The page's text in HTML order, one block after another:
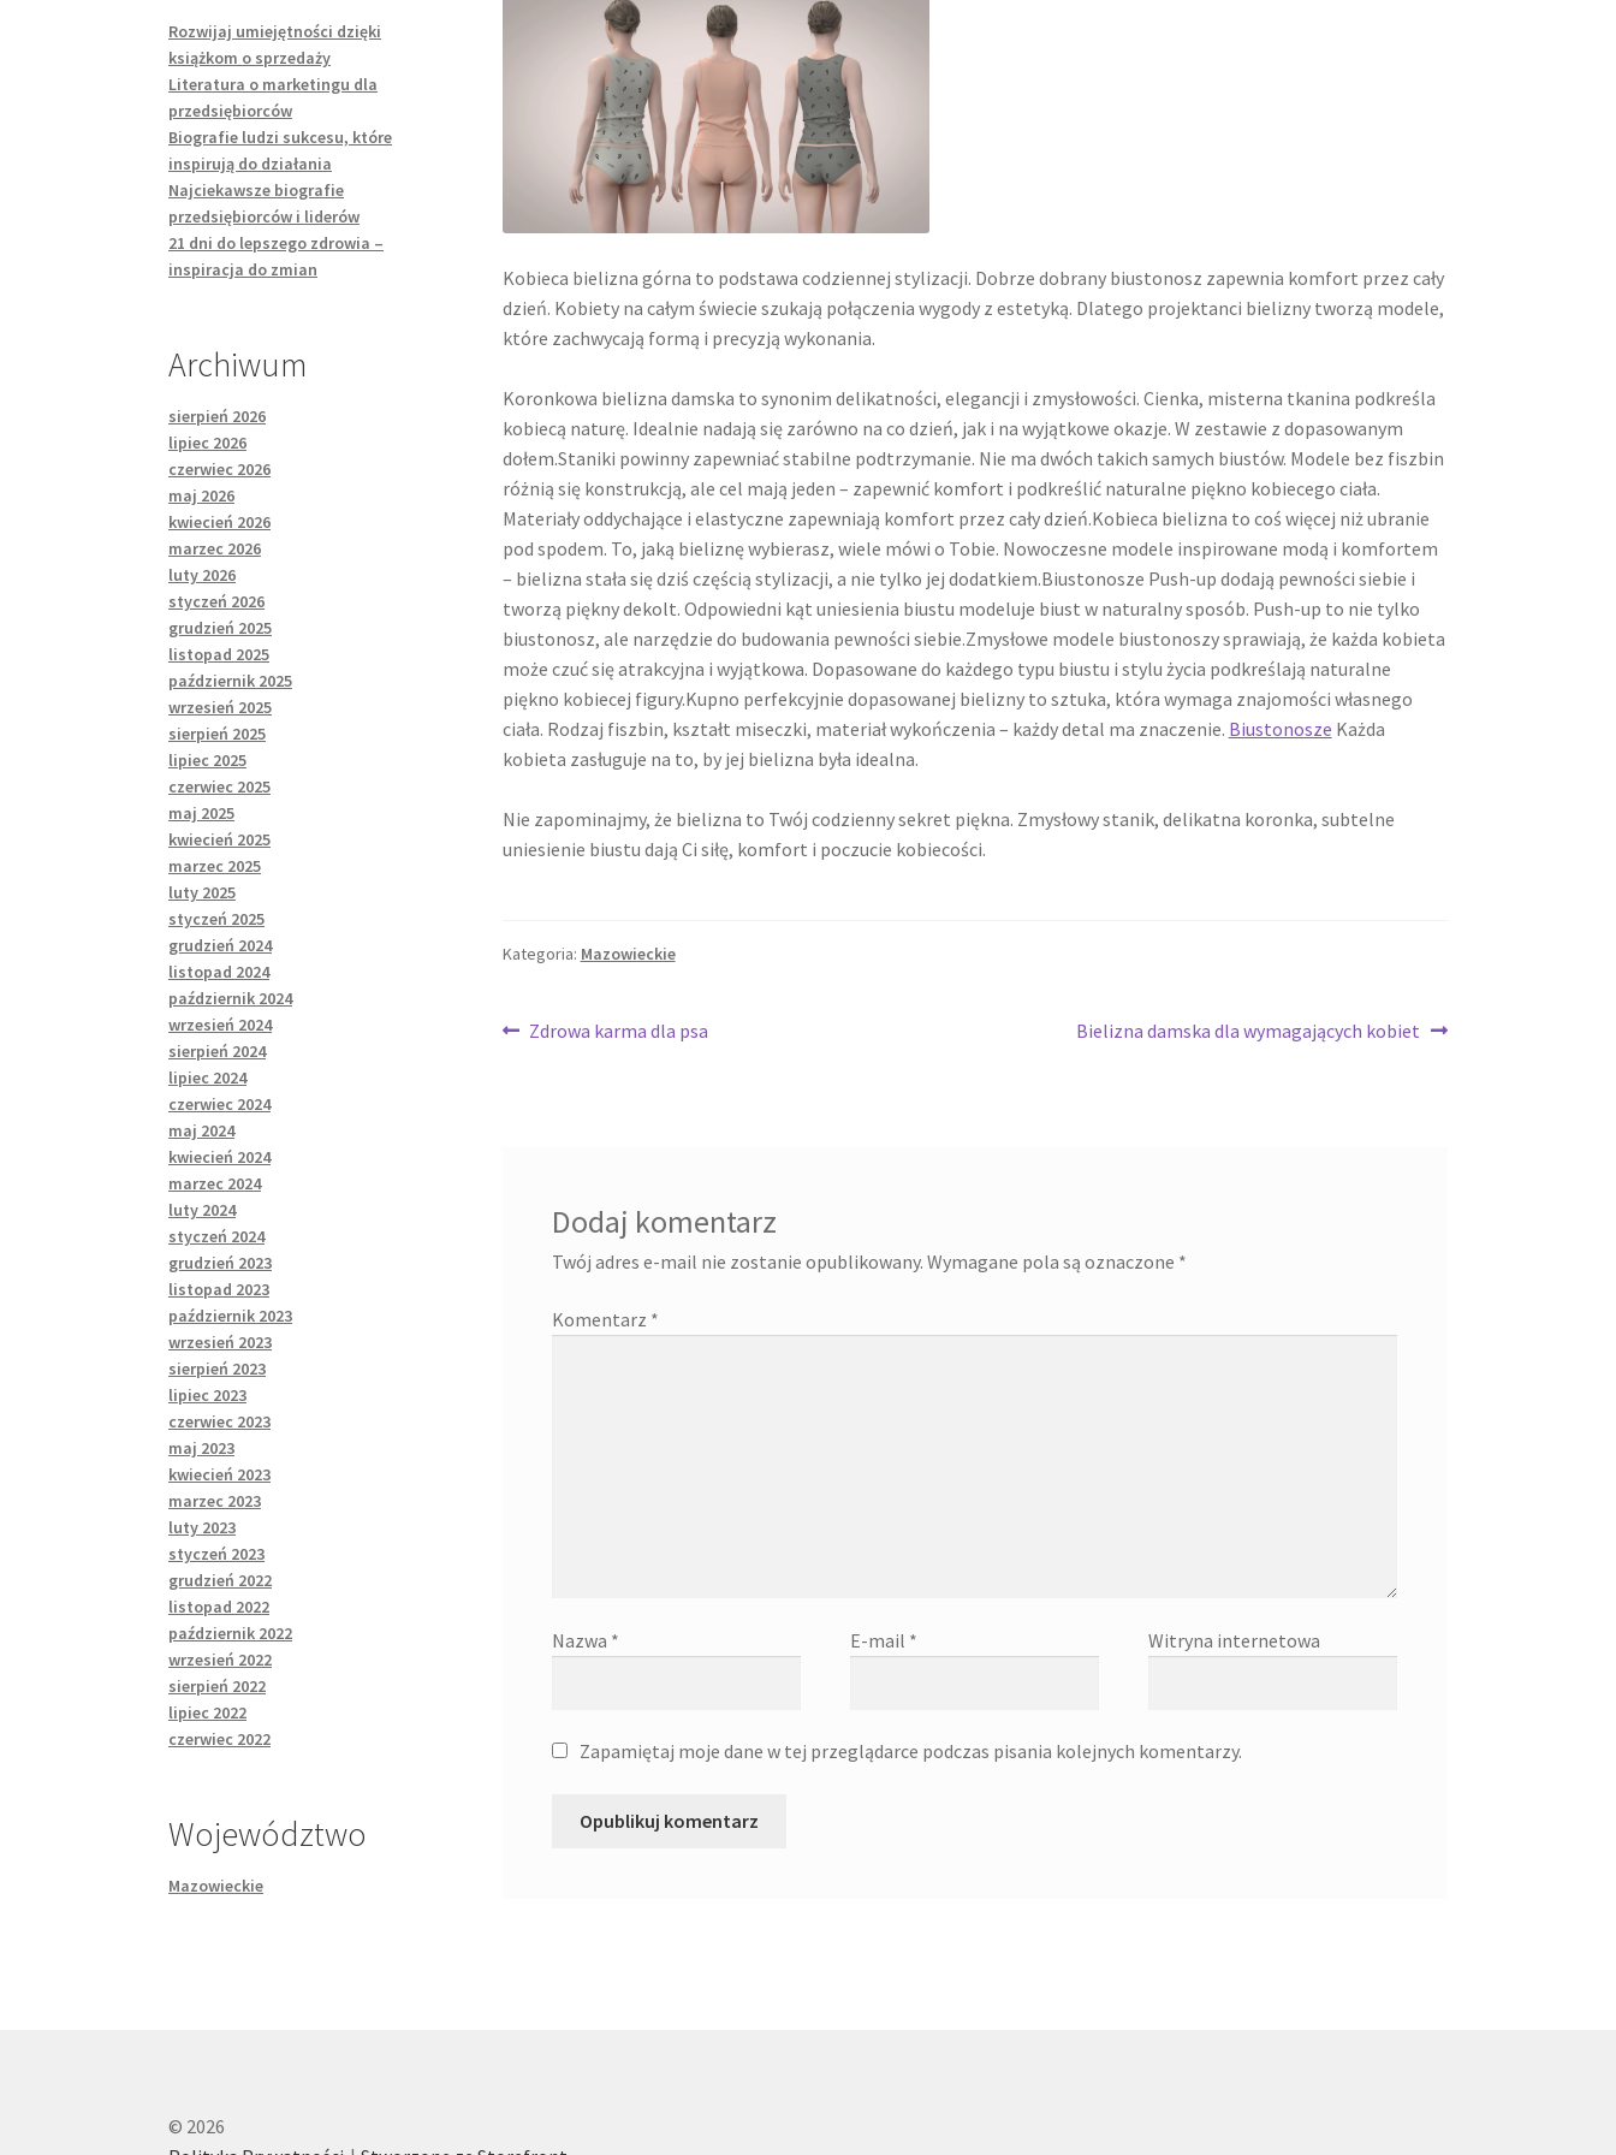
Kobieca bielizna górna to podstawa codziennej stylizacji. Dobrze dobrany biustonosz zapewnia komfort przez cały
dzień. Kobiety na całym świecie szukają połączenia wygody z estetyką. Dlatego projektanci bielizny tworzą modele,
które zachwycają formą i precyzją wykonania.
Koronkowa bielizna damska to synonim delikatności, elegancji i zmysłowości. Cienka, misterna tkanina podkreśla
kobiecą naturę. Idealnie nadają się zarówno na co dzień, jak i na wyjątkowe okazje. W zestawie z dopasowanym
dołem.Staniki powinny zapewniać stabilne podtrzymanie. Nie ma dwóch takich samych biustów. Modele bez fiszbin
różnią się konstrukcją, ale cel mają jeden – zapewnić komfort i podkreślić naturalne piękno kobiecego ciała.
Materiały oddychające i elastyczne zapewniają komfort przez cały dzień.Kobieca bielizna to coś więcej niż ubranie
pod spodem. To, jaką bieliznę wybierasz, wiele mówi o Tobie. Nowoczesne modele inspirowane modą i komfortem
– bielizna stała się dziś częścią stylizacji, a nie tylko jej dodatkiem.Biustonosze Push-up dodają pewności siebie i
tworzą piękny dekolt. Odpowiedni kąt uniesienia biustu modeluje biust w naturalny sposób. Push-up to nie tylko
biustonosz, ale narzędzie do budowania pewności siebie.Zmysłowe modele biustonoszy sprawiają, że każda kobieta
może czuć się atrakcyjna i wyjątkowa. Dopasowane do każdego typu biustu i stylu życia podkreślają naturalne
piękno kobiecej figury.Kupno perfekcyjnie dopasowanej bielizny to sztuka, która wymaga znajomości własnego
ciała. Rodzaj fiszbin, kształt miseczki, materiał wykończenia – każdy detal ma znaczenie. Biustonosze Każda
kobieta zasługuje na to, by jej bielizna była idealna.
Nie zapominajmy, że bielizna to Twój codzienny sekret piękna. Zmysłowy stanik, delikatna koronka, subtelne
uniesienie biustu dają Ci siłę, komfort i poczucie kobiecości.
Kategoria: Mazowieckie
Nawigacja
Poprzedni
Zdrowa karma dla psa
Następny
Bielizna damska dla wymagających kobiet
Dodaj komentarz
Twój adres e-mail nie zostanie opublikowany. Wymagane pola są oznaczone *
Komentarz *
Nazwa * E-mail * Witryna internetowa
Zapamiętaj moje dane w tej przeglądarce podczas pisania kolejnych komentarzy.
Rozwijaj umiejętności dzięki
książkom o sprzedaży
Literatura o marketingu dla
przedsiębiorców
Biografie ludzi sukcesu, które
inspirują do działania
Najciekawsze biografie
przedsiębiorców i liderów
21 dni do lepszego zdrowia –
inspiracja do zmian
Archiwum
sierpień 2026
lipiec 2026
czerwiec 2026
maj 2026
kwiecień 2026
marzec 2026
luty 2026
styczeń 2026
grudzień 2025
listopad 2025
październik 2025
wrzesień 2025
sierpień 2025
lipiec 2025
czerwiec 2025
maj 2025
kwiecień 2025
marzec 2025
luty 2025
styczeń 2025
grudzień 2024
listopad 2024
październik 2024
wrzesień 2024
sierpień 2024
lipiec 2024
czerwiec 2024
maj 2024
kwiecień 2024
marzec 2024
luty 2024
styczeń 2024
grudzień 2023
listopad 2023
październik 2023
wrzesień 2023
sierpień 2023
lipiec 2023
czerwiec 2023
maj 2023
kwiecień 2023
marzec 2023
luty 2023
styczeń 2023
grudzień 2022
listopad 2022
październik 2022
wrzesień 2022
sierpień 2022
lipiec 2022
czerwiec 2022
Województwo
Mazowieckie
© 2026